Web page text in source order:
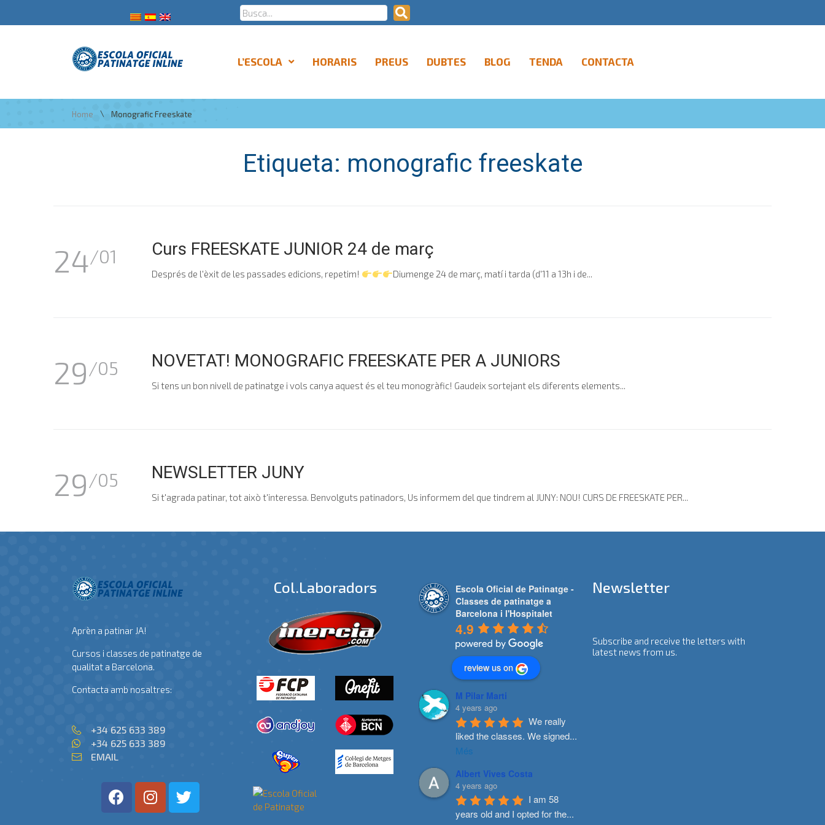
L’ESCOLA HORARIS PREUS DUBTES BLOG TENDA CONTACTA
Home \ Monografic Freeskate
Etiqueta: monografic freeskate
24/01 Curs FREESKATE JUNIOR 24 de març
Després de l'èxit de les passades edicions, repetim! Diumenge 24 de març, matí i tarda (d'11 a 13h i de...
29/05 NOVETAT! MONOGRAFIC FREESKATE PER A JUNIORS
Si tens un bon nivell de patinatge i vols canya aquest és el teu monogràfic! Gaudeix sortejant els diferents elements...
29/05 NEWSLETTER JUNY
Si t'agrada patinar, tot això t'interessa. Benvolguts patinadors, Us informem del que tindrem al JUNY: NOU! CURS DE FREESKATE PER...
Aprèn a patinar JA!
Cursos i classes de patinatge de
qualitat a Barcelona.
Contacta amb nosaltres:
+34 625 633 389
+34 625 633 389
EMAIL
Col.laboradors
Escola Oficial de Patinatge -
Classes de patinatge a
Barcelona i l'Hospitalet
4.9
review us on
M Pilar Marti
4 years ago
We really
liked the classes. We signed...
Més
Albert Vives Costa
4 years ago
I am 58
years old and I opted for the...
Newsletter
Subscribe and receive the letters with
latest news from us.